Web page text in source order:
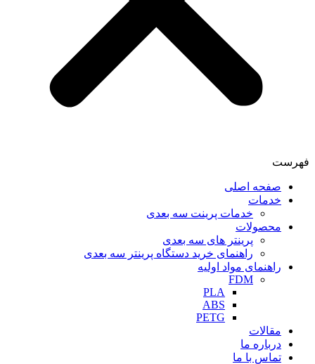
فهرست
صفحه اصلی
خدمات
خدمات پرینت سه بعدی
محصولات
پرینتر های سه بعدی
راهنمای خرید دستگاه پرینتر سه بعدی
راهنمای مواد اولیه
FDM
PLA
ABS
PETG
مقالات
درباره ما
تماس با ما